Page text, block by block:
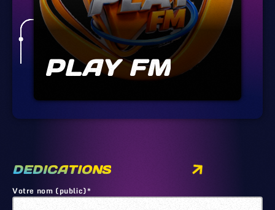
PLAY FM
DEDICATIONS
Votre nom (public)*